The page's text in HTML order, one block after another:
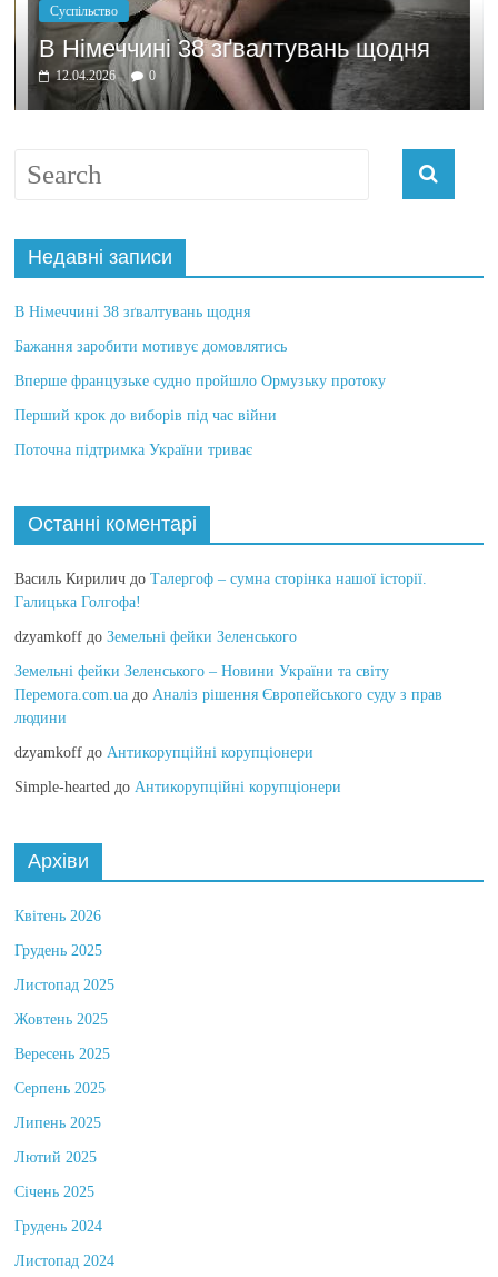
щодня
Бажання
домовлятись
03.04.2026
Недавні записи
В Німеччині 38 зґвалтувань щодня
Бажання заробити мотивує домовлятись
Вперше французьке судно пройшло Ормузьку протоку
Перший крок до виборів під час війни
Поточна підтримка України триває
Останні коментарі
Василь Кирилич до Талергоф – сумна сторінка нашої історії.
Галицька Голгофа!
dzyamkoff доЗемельні фейки Зеленського
Земельні фейки Зеленського – Новини України та світу
Перемога.com.ua доАналіз рішення Європейського суду з прав
людини
dzyamkoff доАнтикорупційні корупціонери
Simple-hearted доАнтикорупційні корупціонери
Архіви
Квітень 2026
Грудень 2025
Листопад 2025
Жовтень 2025
Вересень 2025
Серпень 2025
Липень 2025
Лютий 2025
Січень 2025
Грудень 2024
Листопад 2024